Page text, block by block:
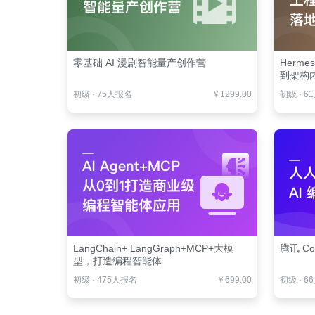
零基础 AI 漫剧智能量产创作营
初级 · 75人报名 ￥1299.00
到架构
初级 · 61
LangChain+ LangGraph+MCP+大模
型，打造编程智能体
初级 · 475人报名 ￥699.00
腾讯
初级 · 66